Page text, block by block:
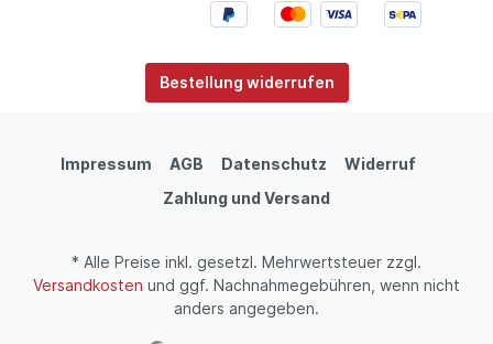
Bestellung widerrufen
Impressum AGB Datenschutz
Widerruf
Zahlung und Versand
* Alle Preise inkl. gesetzl. Mehrwertsteuer zzgl.
Versandkosten und ggf. Nachnahmegebühren, wenn nicht
anders angegeben.